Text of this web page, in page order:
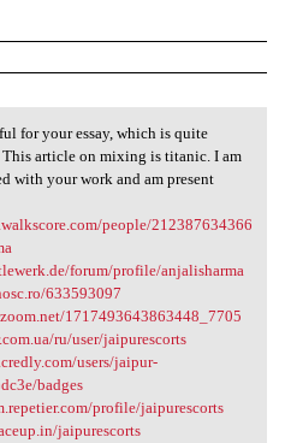
for your
for your essay, which is quite
article on mixing is titanic. I am
with your work and am present
people/212387634366
forum/profile/anjalisharma
633593097
1717493643863448_7705
ru/user/jaipurescorts
users/jaipur-
badges
profile/jaipurescorts
jaipurescorts